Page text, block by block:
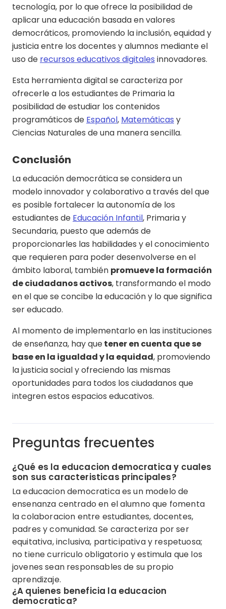
tecnología, por lo que ofrece la posibilidad de
aplicar una educación basada en valores
democráticos, promoviendo la inclusión, equidad y
justicia entre los docentes y alumnos mediante el
uso de recursos educativos digitales innovadores.
Esta herramienta digital se caracteriza por
ofrecerle a los estudiantes de Primaria la
posibilidad de estudiar los contenidos
programáticos de Español, Matemáticas y
Ciencias Naturales de una manera sencilla.
Conclusión
La educación democrática se considera un
modelo innovador y colaborativo a través del que
es posible fortalecer la autonomía de los
estudiantes de Educación Infantil, Primaria y
Secundaria, puesto que además de
proporcionarles las habilidades y el conocimiento
que requieren para poder desenvolverse en el
ámbito laboral, también promueve la formación
de ciudadanos activos, transformando el modo
en el que se concibe la educación y lo que significa
ser educado.
Al momento de implementarlo en las instituciones
de enseñanza, hay quetener en cuenta que se
base en la igualdad y la equidad, promoviendo
la justicia social y ofreciendo las mismas
oportunidades para todos los ciudadanos que
integren estos espacios educativos.
Preguntas frecuentes
¿Qué es la educacion democratica y cuales
son sus caracteristicas principales?
La educacion democratica es un modelo de
ensenanza centrado en el alumno que fomenta
la colaboracion entre estudiantes, docentes,
padres y comunidad. Se caracteriza por ser
equitativa, inclusiva, participativa y respetuosa;
no tiene curriculo obligatorio y estimula que los
jovenes sean responsables de su propio
aprendizaje.
¿A quienes beneficia la educacion
democratica?